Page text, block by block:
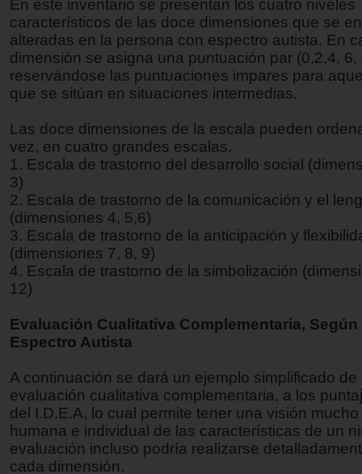
En este inventario se presentan los cuatro niveles
característicos de las doce dimensiones que se
alteradas en la persona con espectro autista. En
dimensión se asigna una puntuación par (0,2,4, 6,
reservándose las puntuaciones impares para
que se sitúan en situaciones intermedias.
Las doce dimensiones de la escala pueden
vez, en cuatro grandes escalas.
1. Escala de trastorno del desarrollo social
3)
2. Escala de trastorno de la comunicación y el
(dimensiones 4, 5,6)
3. Escala de trastorno de la anticipación y
(dimensiones 7, 8, 9)
4. Escala de trastorno de la simbolización
12)
Evaluación Cualitativa Complementaria, Según
Espectro Autista
A continuación se dará un ejemplo simplificado de
evaluación cualitativa complementaria, a los
del I.D.E.A, lo cual permite tener una visión
humana e individual de las características de un
evaluación incluso podría realizarse
cada dimensión.